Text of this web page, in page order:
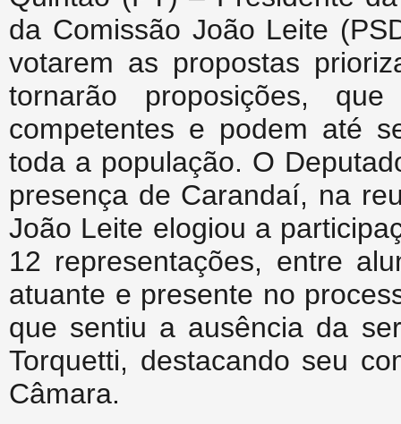
da Comissão João Leite
votarem as propostas
tornarão proposições,
competentes e podem até
toda a população. O
presença de Carandaí, na
João Leite elogiou a
12 representações, entre
atuante e presente no
que sentiu a ausência da
Torquetti, destacando seu
Câmara.